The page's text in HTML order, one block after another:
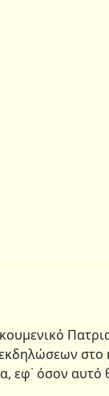
στο
εφ᾿ όσον αυτό